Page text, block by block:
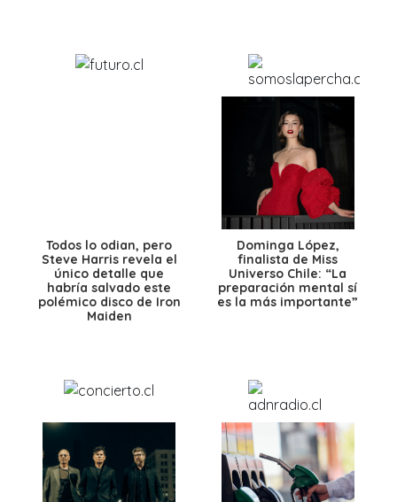
Todos lo odian, pero
Steve Harris revela el
único detalle que
habría salvado este
polémico disco de Iron
Maiden
Dominga López,
finalista de Miss
Universo Chile: “La
preparación mental sí
es la más importante”